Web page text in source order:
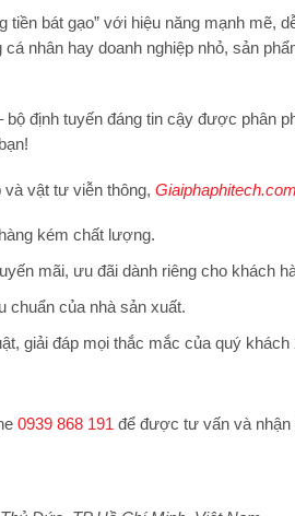
tiền bát gạo” với hiệu năng mạnh mẽ,
nhân hay doanh nghiệp nhỏ, sản
bộ định tuyến đáng tin cậy được phân
vật tư viễn thông, Giaiphaphitech.com
kém chất lượng.
mãi, ưu đãi dành riêng cho khách
chuẩn của nhà sản xuất.
giải đáp mọi thắc mắc của quý khách
0939 868 191 để được tư vấn và nhận